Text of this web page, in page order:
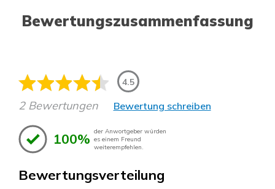
Bewertungszusammenfassung
4.5
2 Bewertungen Bewertung schreiben
100% der Anwortgeber würden
es einem Freund
weiterempfehlen.
Bewertungsverteilung